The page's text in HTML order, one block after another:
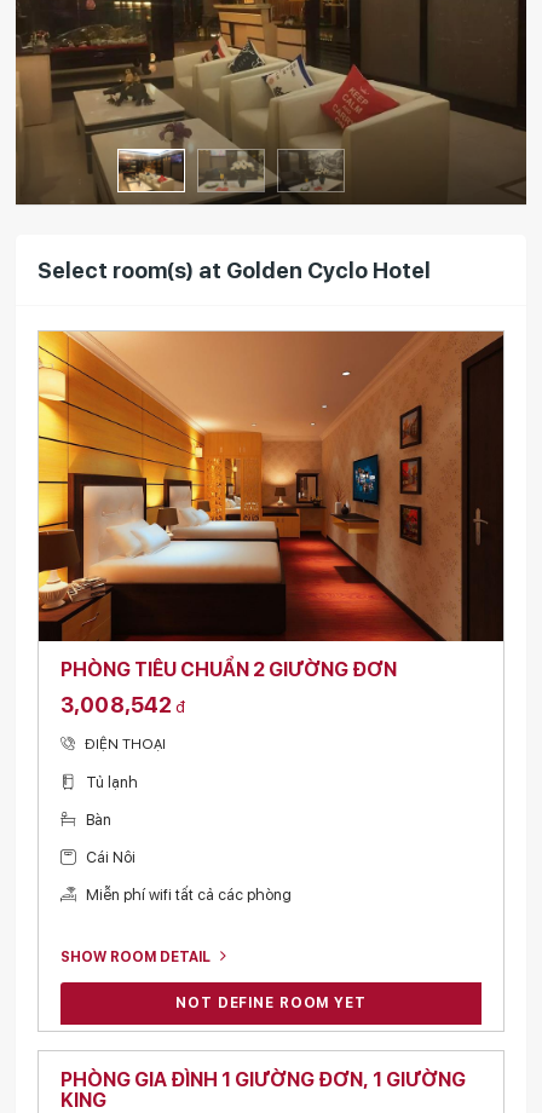
Select room(s) at Golden Cyclo Hotel
PHÒNG TIÊU CHUẨN 2 GIƯỜNG ĐƠN
3,008,542 đ
ĐIỆN THOẠI
Tủ lạnh
Bàn
Cái Nôi
Miễn phí wifi tất cả các phòng
SHOW ROOM DETAIL
NOT DEFINE ROOM YET
PHÒNG GIA ĐÌNH 1 GIƯỜNG ĐƠN, 1 GIƯỜNG
KING